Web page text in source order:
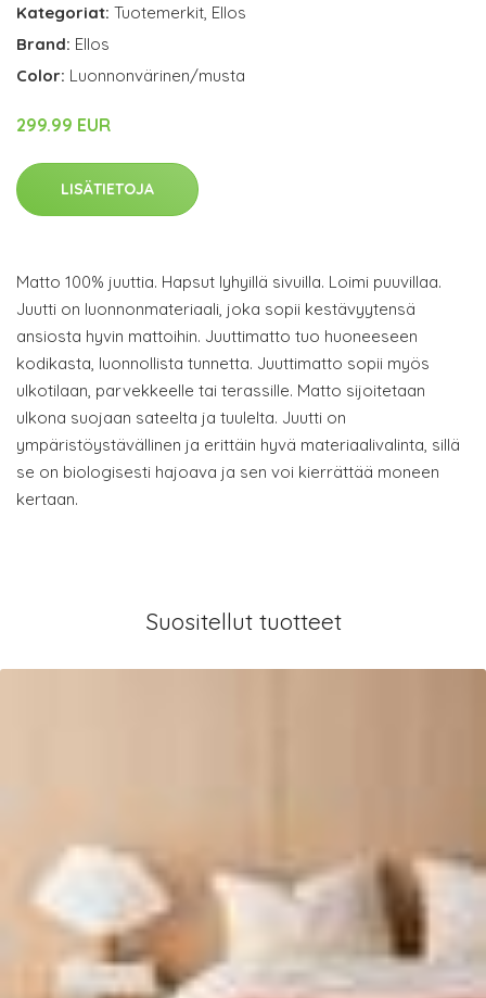
Kategoriat: Tuotemerkit Ellos
Brand: Ellos
Color: Luonnonvärinen/musta
299.99 EUR
LISÄTIETOJA
Matto 100% juuttia. Hapsut lyhyillä sivuilla. Loimi puuvillaa.
Juutti on luonnonmateriaali, joka sopii kestävyytensä
ansiosta hyvin mattoihin. Juuttimatto tuo huoneeseen
kodikasta, luonnollista tunnetta. Juuttimatto sopii myös
ulkotilaan, parvekkeelle tai terassille. Matto sijoitetaan
ulkona suojaan sateelta ja tuulelta. Juutti on
ympäristöystävällinen ja erittäin hyvä materiaalivalinta, sillä
se on biologisesti hajoava ja sen voi kierrättää moneen
kertaan.
Suositellut tuotteet